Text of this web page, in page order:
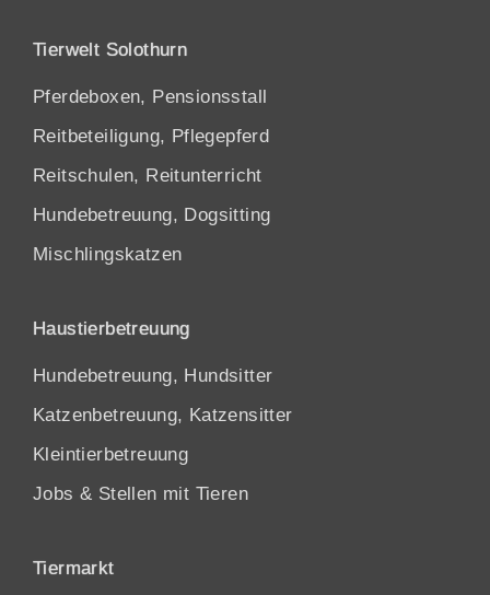
Tierwelt Solothurn
Pferdeboxen, Pensionsstall
Reitbeteiligung, Pflegepferd
Reitschulen, Reitunterricht
Hundebetreuung, Dogsitting
Mischlingskatzen
Haustierbetreuung
Hundebetreuung, Hundsitter
Katzenbetreuung, Katzensitter
Kleintierbetreuung
Jobs & Stellen mit Tieren
Tiermarkt